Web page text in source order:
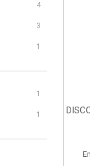
4
3
1
1
1